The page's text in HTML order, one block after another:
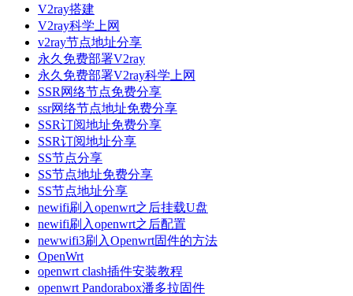
V2ray搭建
V2ray科学上网
v2ray节点地址分享
永久免费部署V2ray
永久免费部署V2ray科学上网
SSR网络节点免费分享
ssr网络节点地址免费分享
SSR订阅地址免费分享
SSR订阅地址分享
SS节点分享
SS节点地址免费分享
SS节点地址分享
newifi刷入openwrt之后挂载U盘
newifi刷入openwrt之后配置
newwifi3刷入Openwrt固件的方法
OpenWrt
openwrt clash插件安装教程
openwrt Pandorabox潘多拉固件